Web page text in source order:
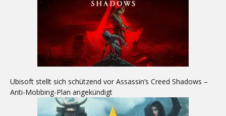
Ubisoft stellt sich schützend vor Assassin’s Creed Shadows –
Anti-Mobbing-Plan angekündigt